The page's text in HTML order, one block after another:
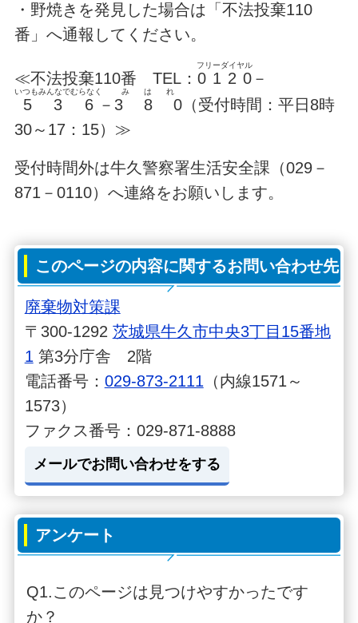
・野焼きを発見した場合は「不法投棄110
番」へ通報してください。
≪不法投棄110番 TEL： 0 1 2 0
フリーダイヤル
－
5 3 6
いつもみんなでむらなく
－ 3 8 0
みはれ
（受付時間：平日8時
30～17：15）≫
受付時間外は牛久警察署生活安全課（029－
871－0110）へ連絡をお願いします。
このページの内容に関するお問い合わせ先
廃棄物対策課
〒300-1292 茨城県牛久市中央3丁目15番地
1 第3分庁舎 2階
電話番号： 029-873-2111 （内線1571～
1573）
ファクス番号：029-871-8888
メールでお問い合わせをする
アンケート
Q1.このページは見つけやすかったです
か？